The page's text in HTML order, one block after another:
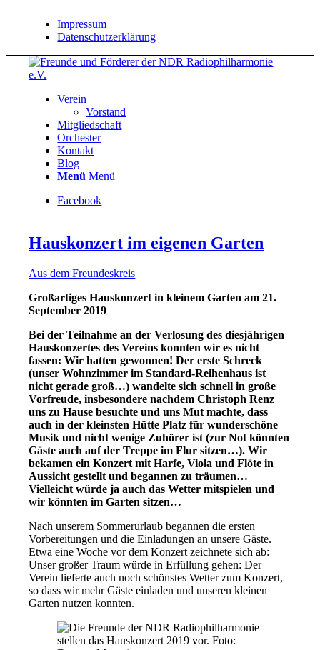
Impressum
Datenschutzerklärung
Verein
Vorstand
Mitgliedschaft
Orchester
Kontakt
Blog
Menü Menü
Facebook
Hauskonzert im eigenen Garten
Aus dem Freundeskreis
Großartiges Hauskonzert in kleinem Garten am 21.
September 2019
Bei der Teilnahme an der Verlosung des diesjährigen
Hauskonzertes des Vereins konnten wir es nicht
fassen: Wir hatten gewonnen! Der erste Schreck
(unser Wohnzimmer im Standard-Reihenhaus ist
nicht gerade groß…) wandelte sich schnell in große
Vorfreude, insbesondere nachdem Christoph Renz
uns zu Hause besuchte und uns Mut machte, dass
auch in der kleinsten Hütte Platz für wunderschöne
Musik und nicht wenige Zuhörer ist (zur Not könnten
Gäste auch auf der Treppe im Flur sitzen…). Wir
bekamen ein Konzert mit Harfe, Viola und Flöte in
Aussicht gestellt und begannen zu träumen…
Vielleicht würde ja auch das Wetter mitspielen und
wir könnten im Garten sitzen…
Nach unserem Sommerurlaub begannen die ersten
Vorbereitungen und die Einladungen an unsere Gäste.
Etwa eine Woche vor dem Konzert zeichnete sich ab:
Unser großer Traum würde in Erfüllung gehen: Der
Verein lieferte auch noch schönstes Wetter zum Konzert,
so dass wir mehr Gäste einladen und unseren kleinen
Garten nutzen konnten.